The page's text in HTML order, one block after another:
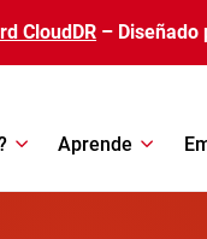
CloudDR – Diseñado
Aprende